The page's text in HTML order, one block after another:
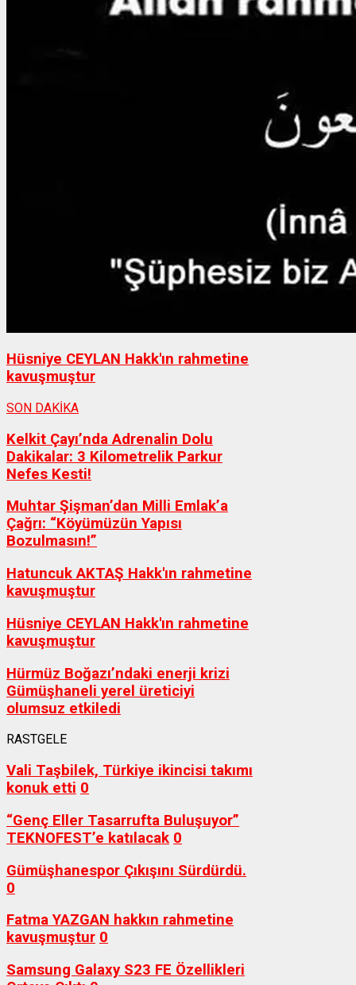
Hüsniye CEYLAN Hakk'ın rahmetine
kavuşmuştur
SON DAKİKA
Kelkit Çayı’nda Adrenalin Dolu
Dakikalar: 3 Kilometrelik Parkur
Nefes Kesti!
Muhtar Şişman’dan Milli Emlak’a
Çağrı: “Köyümüzün Yapısı
Bozulmasın!”
Hatuncuk AKTAŞ Hakk'ın rahmetine
kavuşmuştur
Hüsniye CEYLAN Hakk'ın rahmetine
kavuşmuştur
Hürmüz Boğazı’ndaki enerji krizi
Gümüşhaneli yerel üreticiyi
olumsuz etkiledi
RASTGELE
Vali Taşbilek, Türkiye ikincisi takımı
konuk etti 0
“Genç Eller Tasarrufta Buluşuyor”
TEKNOFEST’e katılacak 0
Gümüşhanespor Çıkışını Sürdürdü.
0
Fatma YAZGAN hakkın rahmetine
kavuşmuştur 0
Samsung Galaxy S23 FE Özellikleri